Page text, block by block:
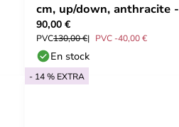
cm, up/down, anthracite -
Lucande
90,00 €
PVC130,00 € PVC -40,00 €
En stock
- 14 % EXTRA